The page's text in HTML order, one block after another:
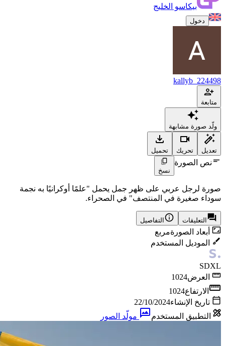
بيكاسو الخليج
دخول
kallyb_224498
متابعة
ولّد صورة مشابهة
تعديل تحريك تحميل
نص الصورة
نسخ
صورة لرجل عربي على ظهر جمل يحمل "علمًا أوكرانيًا به نجمة
سوداء صغيرة في المنتصف" في الصحراء.
التعليقات التفاصيل
أبعاد الصورةمربع
الموديل المستخدم
SDXL
العرض1024
الارتفاع1024
تاريخ الإنشاء22/10/2024
التطبيق المستخدم
مولّد الصور